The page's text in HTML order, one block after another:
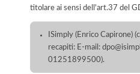
titolare ai sensi dell'art.37 del
ISimply (Enrico Capirone)
recapiti: E-mail:
01251899500).